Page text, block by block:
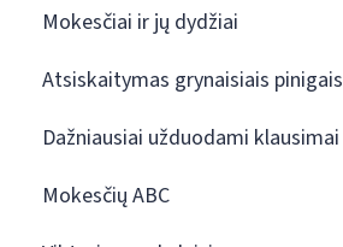
Mokesčiai ir jų dydžiai
Atsiskaitymas grynaisiais pinigais
Dažniausiai užduodami klausimai
Mokesčių ABC